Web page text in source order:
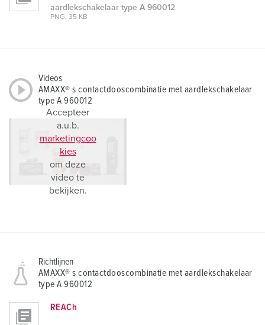
aardlekschakelaar type A 960012
PNG, 35 KB
Videos
AMAXX® s contactdooscombinatie met aardlekschakelaar
type A 960012
Accepteer
a.u.b.
marketingcoo
kies
om deze
video te
bekijken.
Richtlijnen
AMAXX® s contactdooscombinatie met aardlekschakelaar
type A 960012
REACh